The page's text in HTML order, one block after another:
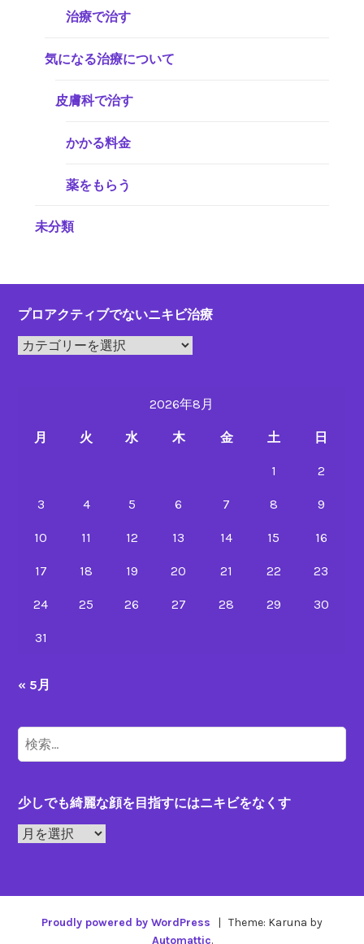
治療で治す
気になる治療について
皮膚科で治す
かかる料金
薬をもらう
未分類
プロアクティブでないニキビ治療
プ
2026年8月
月 火 水 木 金 土 日
1 2
3 4 5 6 7 8 9
10 11 12 13 14 15 16
17 18 19 20 21 22 23
24 25 26 27 28 29 30
31
« 5月
検
索:
少しでも綺麗な顔を目指すにはニキビをなくす
少
も
Proudly powered by WordPress | Theme: Karuna by
Automattic.